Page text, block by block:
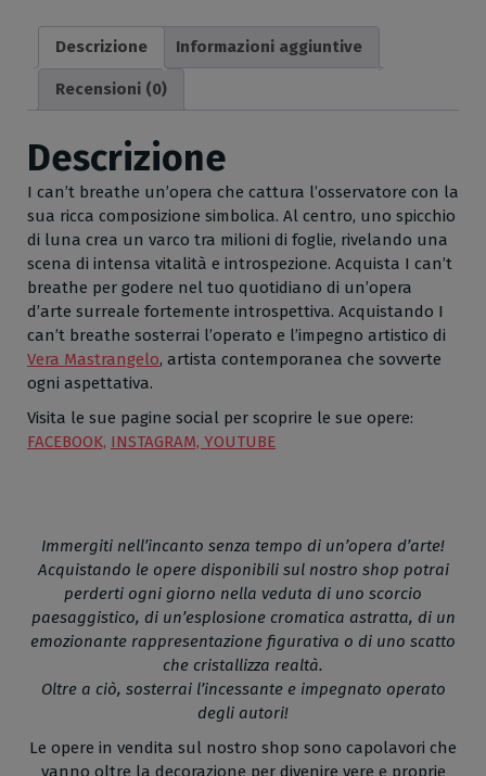
su
con
foglia
cm50x70
quantità
Descrizione Informazioni aggiuntive
Recensioni (0)
Descrizione
I can’t breathe un’opera che cattura l’osservatore con la
sua ricca composizione simbolica. Al centro, uno spicchio
di luna crea un varco tra milioni di foglie, rivelando una
scena di intensa vitalità e introspezione. Acquista I can’t
breathe per godere nel tuo quotidiano di un’opera
d’arte surreale fortemente introspettiva. Acquistando I
can’t breathe sosterrai l’operato e l’impegno artistico di
Vera Mastrangelo, artista contemporanea che sovverte
ogni aspettativa.
Visita le sue pagine social per scoprire le sue opere:
FACEBOOK, INSTAGRAM, YOUTUBE
Immergiti nell’incanto senza tempo di un’opera d’arte!
Acquistando le opere disponibili sul nostro shop potrai
perderti ogni giorno nella veduta di uno scorcio
paesaggistico, di un’esplosione cromatica astratta, di un
emozionante rappresentazione figurativa o di uno scatto
che cristallizza realtà.
Oltre a ciò, sosterrai l’incessante e impegnato operato
degli autori!
Le opere in vendita sul nostro shop sono capolavori che
vanno oltre la decorazione per divenire vere e proprie